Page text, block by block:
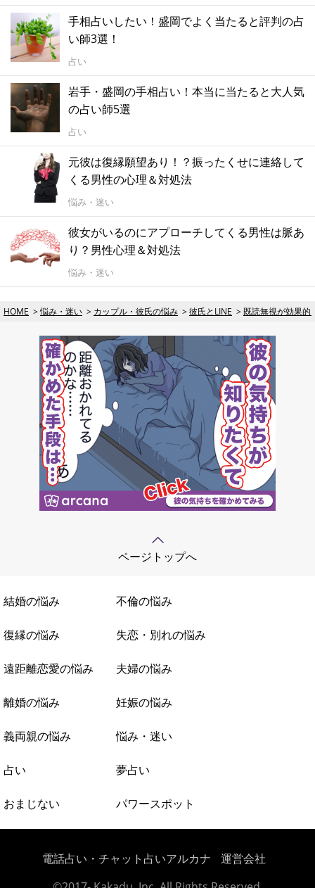
手相占いしたい！盛岡でよく当たると評判の占
い師3選！
占い
岩手・盛岡の手相占い！本当に当たると大人気
の占い師5選
占い
元彼は復縁願望あり！？振ったくせに連絡して
くる男性の心理＆対処法
悩み・迷い
彼女がいるのにアプローチしてくる男性は脈あ
り？男性心理＆対処法
悩み・迷い
HOME 悩み・迷い カップル・彼氏の悩み 彼氏とLINE 既読無視が効果的
ページトップへ
結婚の悩み 不倫の悩み
復縁の悩み 失恋・別れの悩み
遠距離恋愛の悩み 夫婦の悩み
離婚の悩み 妊娠の悩み
義両親の悩み 悩み・迷い
占い 夢占い
おまじない パワースポット
電話占い・チャット占いアルカナ
運営会社